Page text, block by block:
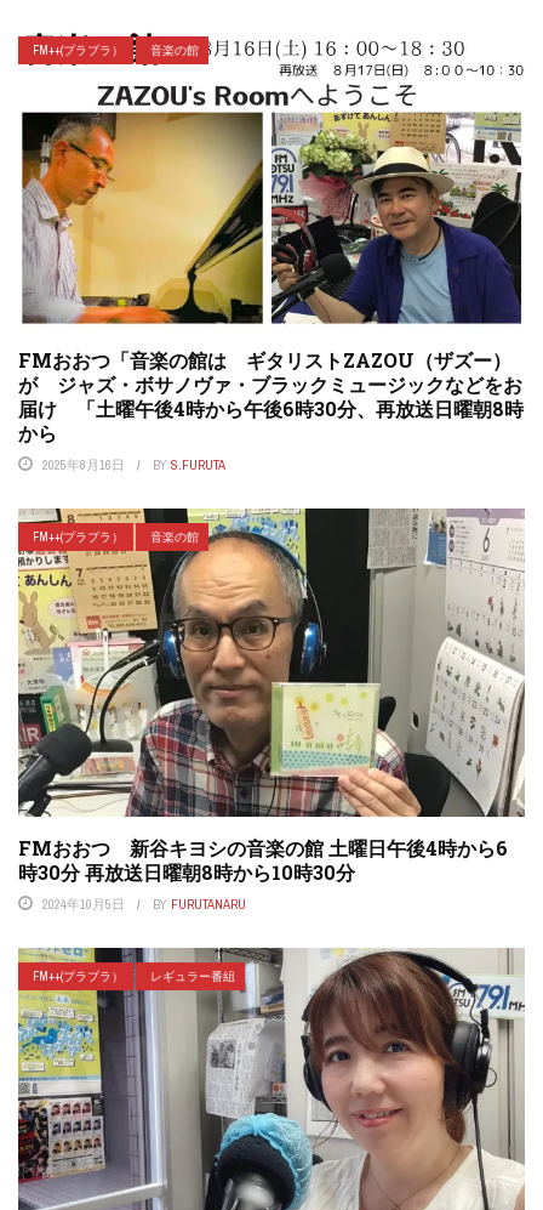
FM++(プラプラ） 音楽の館
FMおおつ「音楽の館は ギタリストZAZOU（ザズー）
が ジャズ・ボサノヴァ・ブラックミュージックなどをお
届け 「土曜午後4時から午後6時30分、再放送日曜朝8時
から
2025年8月16日 BY S.FURUTA
FM++(プラプラ） 音楽の館
FMおおつ 新谷キヨシの音楽の館 土曜日午後4時から6
時30分 再放送日曜朝8時から10時30分
2024年10月5日 BY FURUTANARU
FM++(プラプラ） レギュラー番組